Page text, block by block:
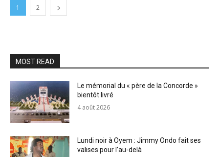
1 2
MOST READ
Le mémorial du « père de la Concorde »
bientôt livré
4 août 2026
Lundi noir à Oyem : Jimmy Ondo fait ses
valises pour l’au-delà